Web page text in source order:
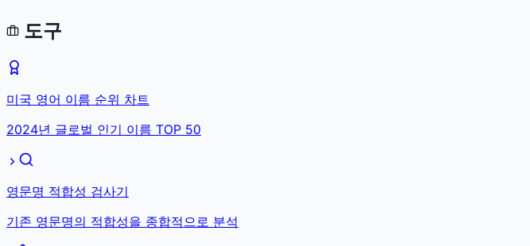
도구
미국 영어 이름 순위 차트
2024년 글로벌 인기 이름 TOP 50
영문명 적합성 검사기
기존 영문명의 적합성을 종합적으로 분석